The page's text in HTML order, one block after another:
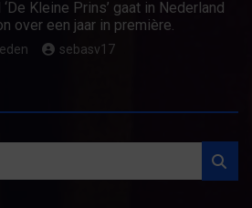
Kleine Prins’ gaat in Nederland
over een jaar in première.
sebasv17